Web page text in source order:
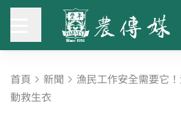
首頁 新聞 漁民工作安全需要它
動救生衣